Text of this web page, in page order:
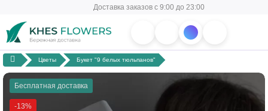
Доставка заказов с 9:00 до 23:00
Цветы Букет "9 белых тюльпанов"
Бесплатная доставка
-13%